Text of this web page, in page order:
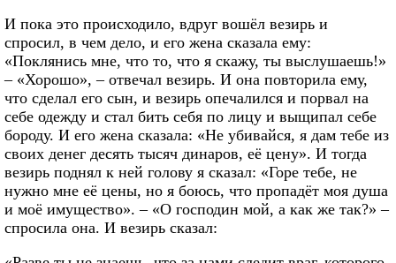
И пока это происходило, вдруг вошёл везирь и
спросил, в чем дело, и его жена сказала ему:
«Поклянись мне, что то, что я скажу, ты выслушаешь!»
– «Хорошо», – отвечал везирь. И она повторила ему,
что сделал его сын, и везирь опечалился и порвал на
себе одежду и стал бить себя по лицу и выщипал себе
бороду. И его жена сказала: «Не убивайся, я дам тебе из
своих денег десять тысяч динаров, её цену». И тогда
везирь поднял к ней голову я сказал: «Горе тебе, не
нужно мне её цены, но я боюсь, что пропадёт моя душа
и моё имущество». – «О господин мой, а как же так?» –
спросила она. И везирь сказал: